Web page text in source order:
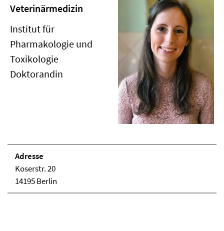
Veterinärmedizin
Institut für
Pharmakologie und
Toxikologie
Doktorandin
Adresse
Koserstr. 20
14195 Berlin